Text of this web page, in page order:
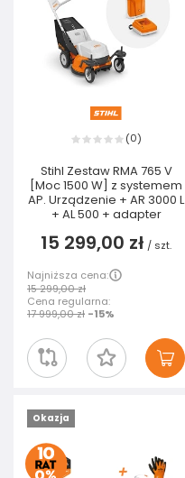
(0)
Stihl Zestaw RMA 765 V
[Moc 1500 W] z systemem
AP. Urządzenie + AR 3000 L
+ AL 500 + adapter
15 299,00 zł / szt.
Najniższa cena:
15 299,00 zł
Cena regularna:
17 999,00 zł -15%
Okazja